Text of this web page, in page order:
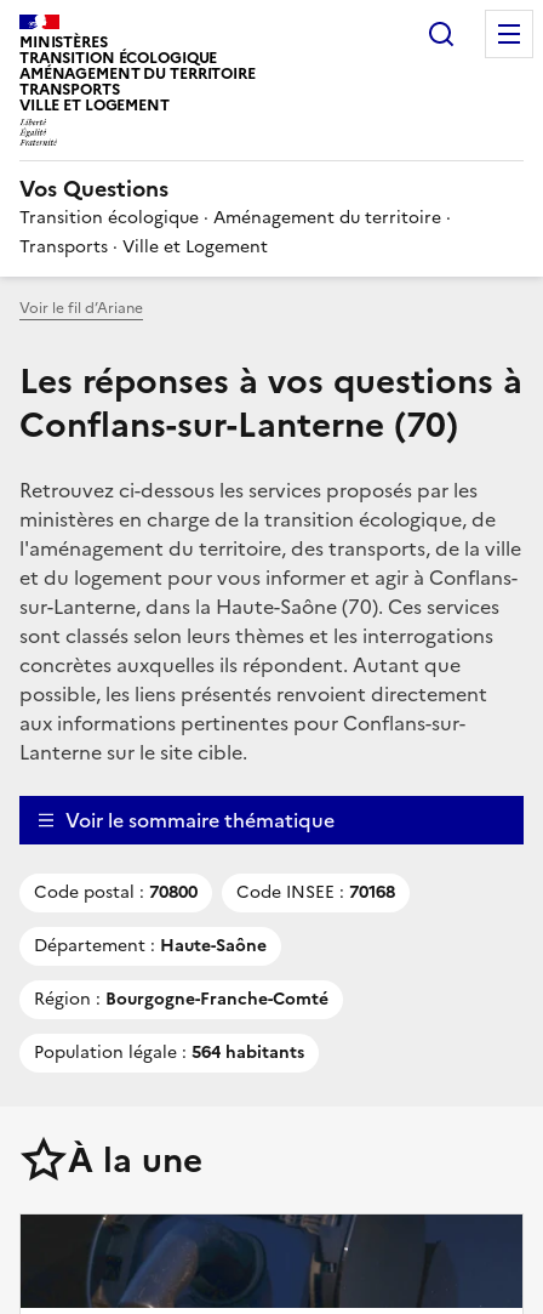
MINISTÈRES
TRANSITION ÉCOLOGIQUE
AMÉNAGEMENT DU TERRITOIRE
TRANSPORTS
VILLE ET LOGEMENT
Vos Questions
Transition écologique · Aménagement du territoire ·
Transports · Ville et Logement
Voir le fil d’Ariane
Les réponses à vos questions à
Conflans-sur-Lanterne (70)
Retrouvez ci-dessous les services proposés par les
ministères en charge de la transition écologique, de
l'aménagement du territoire, des transports, de la ville
et du logement pour vous informer et agir à Conflans-
sur-Lanterne, dans la Haute-Saône (70). Ces services
sont classés selon leurs thèmes et les interrogations
concrètes auxquelles ils répondent. Autant que
possible, les liens présentés renvoient directement
aux informations pertinentes pour Conflans-sur-
Lanterne sur le site cible.
Voir le sommaire thématique
Code postal : 70800 Code INSEE : 70168
Département : Haute-Saône
Région : Bourgogne-Franche-Comté
Population légale : 564 habitants
À la une